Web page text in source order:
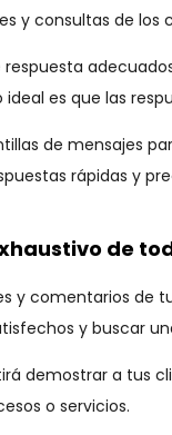
y consultas de
es que las
de mensajes
rápidas y
de
y comentarios de
y buscar
demostrar a tus
o servicios.